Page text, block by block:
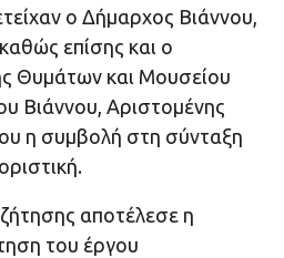
ο Δήμαρχος Βιάννου,
επίσης και ο
Θυμάτων και Μουσείου
Βιάννου, Αριστομένης
η συμβολή στη σύνταξη
αποτέλεσε η
του έργου